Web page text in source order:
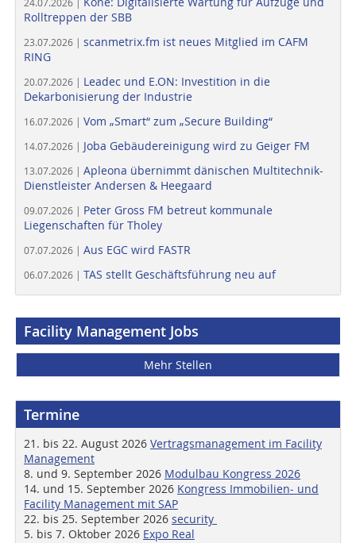
24.07.2026 |
Rolltreppen der SBB
23.07.2026 | scanmetrix.fm ist neues Mitglied im CAFM
RING
20.07.2026 | Leadec und E.ON: Investition in die
Dekarbonisierung der Industrie
16.07.2026 | Vom „Smart“ zum „Secure Building“
14.07.2026 | Joba Gebäudereinigung wird zu Geiger FM
13.07.2026 | Apleona übernimmt dänischen Multitechnik-
Dienstleister Andersen & Heegaard
09.07.2026 | Peter Gross FM betreut kommunale
Liegenschaften für Tholey
07.07.2026 | Aus EGC wird FASTR
06.07.2026 | TAS stellt Geschäftsführung neu auf
Facility Management Jobs
Mehr Stellen
Termine
21. bis 22. August 2026 Vertragsmanagement im Facility
Management
8. und 9. September 2026 Modulbau Kongress 2026
14. und 15. September 2026 Kongress Immobilien- und
Facility Management mit SAP
22. bis 25. September 2026 security
5. bis 7. Oktober 2026 Expo Real